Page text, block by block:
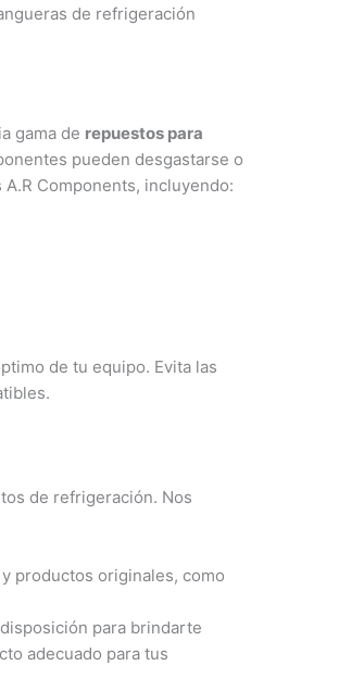
de refrigeración
gama de repuestos para
pueden desgastarse o
Components, incluyendo:
de tu equipo. Evita las
de refrigeración. Nos
productos originales, como
para brindarte
adecuado para tus